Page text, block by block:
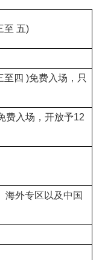
至 五)
至四 )免费入场，只
费入场，开放予12
海外专区以及中国